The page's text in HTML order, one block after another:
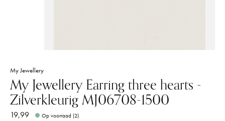
My Jewellery
My Jewellery Earring three hearts -
Zilverkleurig MJ06708-1500
19,99 Op voorraad (2)